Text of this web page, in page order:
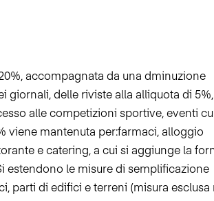
accompagnata da una dminuzione
giornali, delle riviste alla alliquota di 5%,
alle competizioni sportive, eventi
viene mantenuta per:farmaci, alloggio
e catering, a cui si aggiunge la
estendono le misure di semplificazione
parti di edifici e terreni (misura esclusa